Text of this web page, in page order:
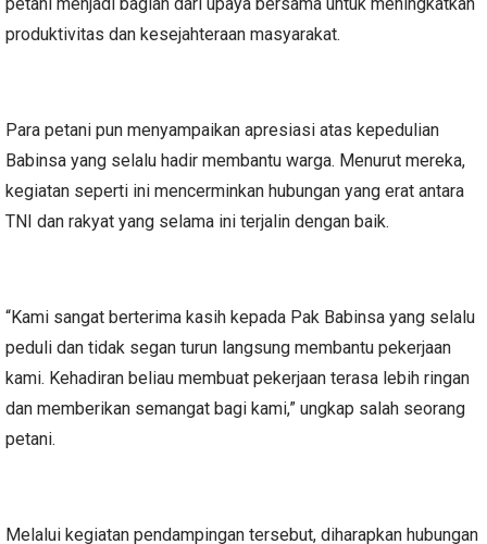
produktivitas dan kesejahteraan masyarakat.
Para petani pun menyampaikan apresiasi atas kepedulian
Babinsa yang selalu hadir membantu warga. Menurut mereka,
kegiatan seperti ini mencerminkan hubungan yang erat antara
TNI dan rakyat yang selama ini terjalin dengan baik.
“Kami sangat berterima kasih kepada Pak Babinsa yang selalu
peduli dan tidak segan turun langsung membantu pekerjaan
kami. Kehadiran beliau membuat pekerjaan terasa lebih ringan
dan memberikan semangat bagi kami,” ungkap salah seorang
petani.
Melalui kegiatan pendampingan tersebut, diharapkan hubungan